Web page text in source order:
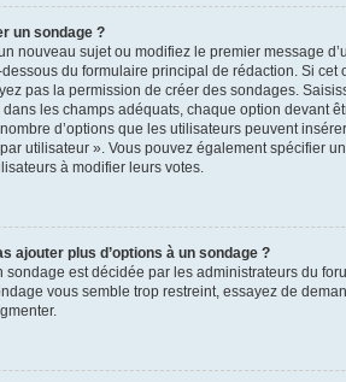
un sondage ?
nouveau sujet ou modifiez le premier message
du formulaire principal de rédaction. Si cet
pas la permission de créer des sondages.
les champs adéquats, chaque option devant
d’options que les utilisateurs peuvent
utilisateur ». Vous pouvez également spécifier
à modifier leurs votes.
ajouter plus d’options à un sondage ?
sondage est décidée par les administrateurs du
vous semble trop restreint, essayez de